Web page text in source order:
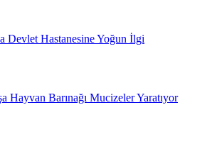
Devlet Hastanesine Yoğun İlgi
Hayvan Barınağı Mucizeler Yaratıyor